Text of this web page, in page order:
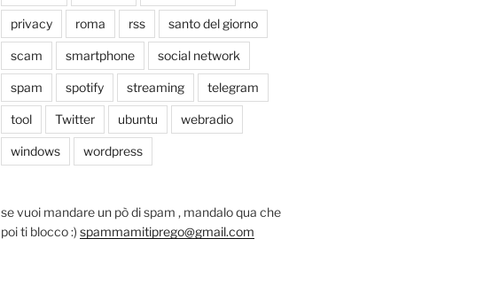
privacy roma rss santo del giorno
scam smartphone social network
spam spotify streaming telegram
tool Twitter ubuntu webradio
windows wordpress
se vuoi mandare un pò di spam , mandalo qua che
poi ti blocco :) spammamitiprego@gmail.com